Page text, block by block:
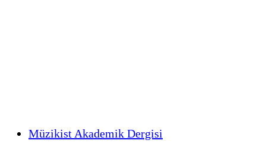
Müzikist Akademik Dergisi